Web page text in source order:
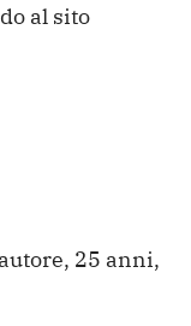
al sito
25 anni,